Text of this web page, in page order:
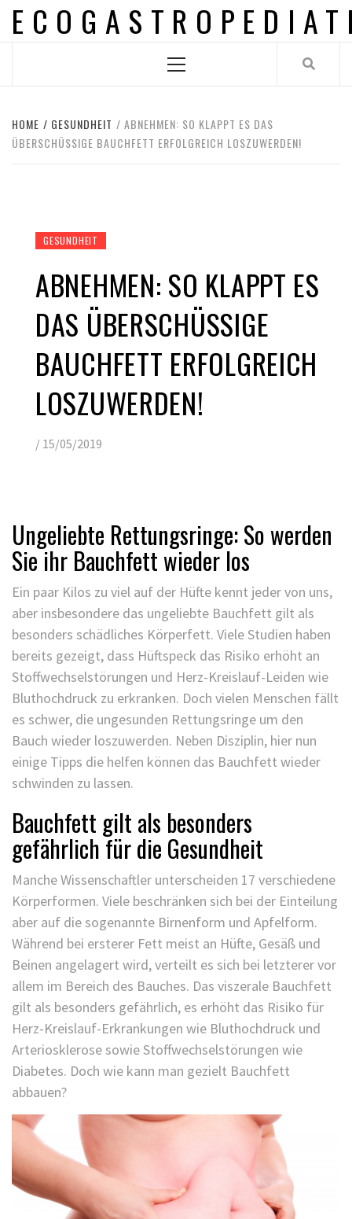
Skip
Menu
HOME GESUNDHEIT
ABNEHMEN: SO KLAPPT ES DAS
ÜBERSCHÜSSIGE BAUCHFETT ERFOLGREICH LOSZUWERDEN!
GESUNDHEIT
ABNEHMEN: SO KLAPPT ES
DAS ÜBERSCHÜSSIGE
BAUCHFETT ERFOLGREICH
LOSZUWERDEN!
/ 15/05/2019
Ungeliebte Rettungsringe: So werden
Sie ihr Bauchfett wieder los
Ein paar Kilos zu viel auf der Hüfte kennt jeder von uns,
aber insbesondere das ungeliebte Bauchfett gilt als
besonders schädliches Körperfett. Viele Studien haben
bereits gezeigt, dass Hüftspeck das Risiko erhöht an
Stoffwechselstörungen und Herz-Kreislauf-Leiden wie
Bluthochdruck zu erkranken. Doch vielen Menschen fällt
es schwer, die ungesunden Rettungsringe um den
Bauch wieder loszuwerden. Neben Disziplin, hier nun
einige Tipps die helfen können das Bauchfett wieder
schwinden zu lassen.
Bauchfett gilt als besonders
gefährlich für die Gesundheit
Manche Wissenschaftler unterscheiden 17 verschiedene
Körperformen. Viele beschränken sich bei der Einteilung
aber auf die sogenannte Birnenform und Apfelform.
Während bei ersterer Fett meist an Hüfte, Gesäß und
Beinen angelagert wird, verteilt es sich bei letzterer vor
allem im Bereich des Bauches. Das viszerale Bauchfett
gilt als besonders gefährlich, es erhöht das Risiko für
Herz-Kreislauf-Erkrankungen wie Bluthochdruck und
Arteriosklerose sowie Stoffwechselstörungen wie
Diabetes. Doch wie kann man gezielt Bauchfett
abbauen?